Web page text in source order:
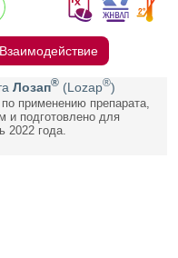
Взаимодействие
Лозап® (Lozap®)
применению препарата,
и подготовлено для
2022 года.